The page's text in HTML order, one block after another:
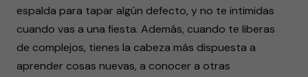
espalda para tapar algún defecto, y no te intimidas
cuando vas a una fiesta. Además, cuando te liberas
de complejos, tienes la cabeza más dispuesta a
aprender cosas nuevas, a conocer a otras